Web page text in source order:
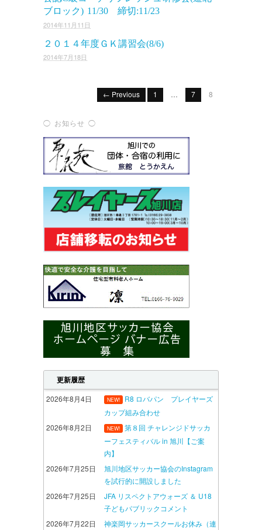
ブロック) 11/30 締切:11/23
2014年11月11日
２０１４年度ＧＫ講習会(8/6)
2014年7月18日
← Previous 1 … 7 8
◯ お知らせ ◯
更新履歴
2026年8月4日 NEW!
R8 ロバパン プレイヤーズ
カップ組み合わせ
2026年8月2日
NEW!
第８回 チャレンジドサッカ
ーフェスティバル in 旭川【ご案
内】
2026年7月25日
旭川地区サッカー協会のInstagram
を試行的に開設しました
2026年7月25日
JFA リスペクトアウォーズ ＆ U18
子どもパブリックコメント
2026年7月22日
神楽岡サッカースクールお休み（連